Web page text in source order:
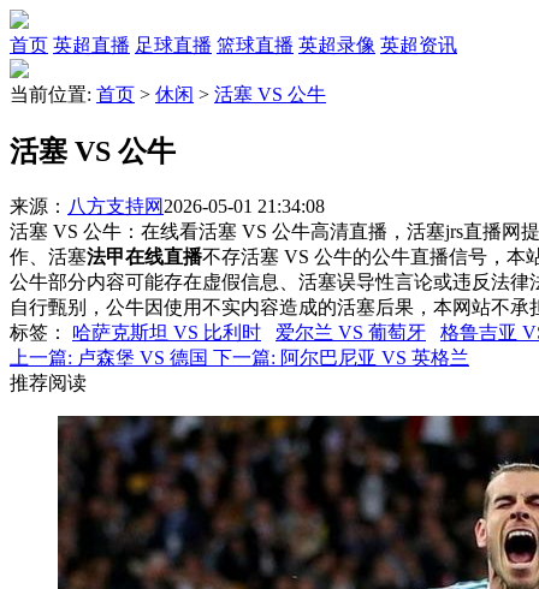
首页 英超直播 足球直播 篮球直播 英超录像 英超资讯
当前位置: 首页 > 休闲 > 活塞 VS 公牛
活塞 VS 公牛
来源： 八方支持网 2026-05-01 21:34:08
活塞 VS 公牛：在线看活塞 VS 公牛高清直播，活塞jrs直播网
作、活塞法甲在线直播不存活塞 VS 公牛的公牛直播信号，本
公牛部分内容可能存在虚假信息、活塞误导性言论或违反法律
自行甄别，公牛因使用不实内容造成的活塞后果，本网站不承
标签 ： 哈萨克斯坦 VS 比利时 爱尔兰 VS 葡萄牙
格鲁吉亚
上一篇: 卢森堡 VS 德国 下一篇: 阿尔巴尼亚 VS 英格兰
推荐阅读